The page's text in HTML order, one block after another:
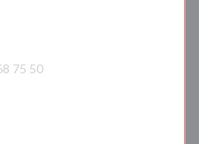
75 50